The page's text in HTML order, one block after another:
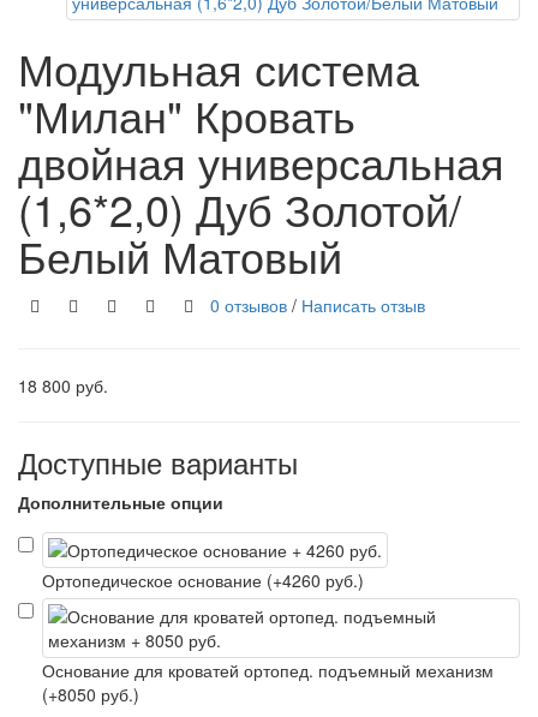
Модульная система
"Милан" Кровать
двойная универсальная
(1,6*2,0) Дуб Золотой/
Белый Матовый
0 отзывов / Написать отзыв
18 800 руб.
Доступные варианты
Дополнительные опции
Ортопедическое основание (+4260 руб.)
Основание для кроватей ортопед. подъемный механизм
(+8050 руб.)